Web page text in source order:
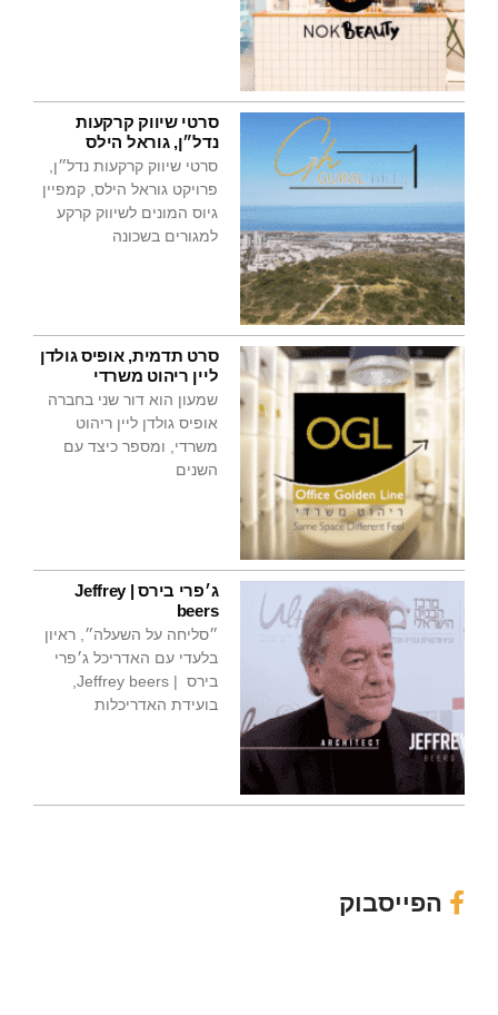
סרטי שיווק קרקעות
נדל״ן, גוראל הילס
סרטי שיווק קרקעות נדל״ן,
פרויקט גוראל הילס, קמפיין
גיוס המונים לשיווק קרקע
למגורים בשכונה
סרט תדמית, אופיס גולדן
ליין ריהוט משרדי
שמעון הוא דור שני בחברה
אופיס גולדן ליין ריהוט
משרדי, ומספר כיצד עם
השנים
ג׳פרי בירס | Jeffrey
beers
״סליחה על השעלה״, ראיון
בלעדי עם האדריכל ג׳פרי
בירס | Jeffrey beers,
בועידת האדריכלות
הפייסבוק